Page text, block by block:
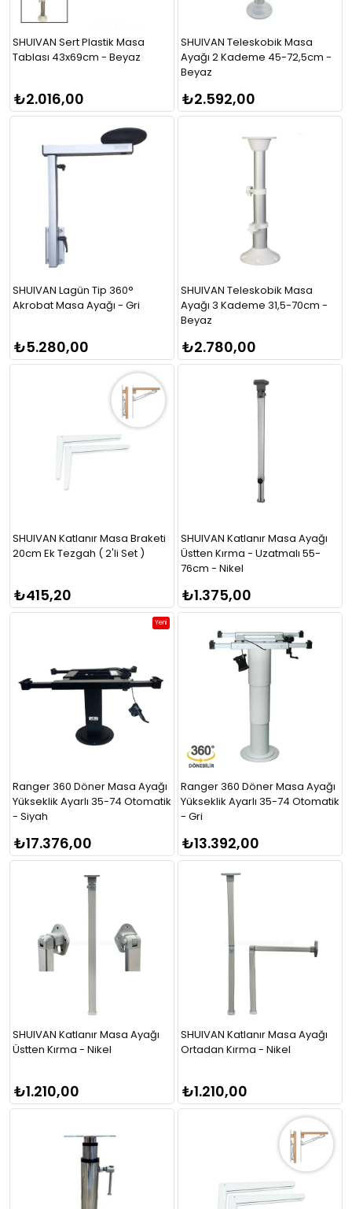
SHUIVAN Sert Plastik Masa
Tablası 43x69cm - Beyaz
₺2.016,00
SHUIVAN Teleskobik Masa
Ayağı 2 Kademe 45-72,5cm -
Beyaz
₺2.592,00
SHUIVAN Lagün Tip 360°
Akrobat Masa Ayağı - Gri
₺5.280,00
SHUIVAN Teleskobik Masa
Ayağı 3 Kademe 31,5-70cm -
Beyaz
₺2.780,00
SHUIVAN Katlanır Masa Braketi
20cm Ek Tezgah ( 2'li Set )
₺415,20
SHUIVAN Katlanır Masa Ayağı
Üstten Kırma - Uzatmalı 55-
76cm - Nikel
₺1.375,00
Ranger 360 Döner Masa Ayağı
Yükseklik Ayarlı 35-74 Otomatik
- Siyah
₺17.376,00
Yeni
Ranger 360 Döner Masa Ayağı
Yükseklik Ayarlı 35-74 Otomatik
- Gri
₺13.392,00
SHUIVAN Katlanır Masa Ayağı
Üstten Kırma - Nikel
₺1.210,00
SHUIVAN Katlanır Masa Ayağı
Ortadan Kırma - Nikel
₺1.210,00